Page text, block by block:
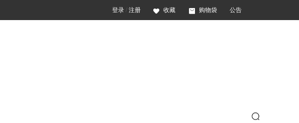
登录 / 注册 收藏 购物袋 公告